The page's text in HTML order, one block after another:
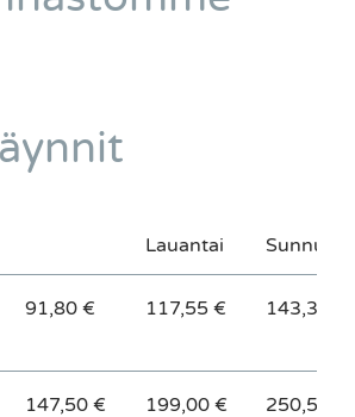
Lauantai
91,80 € 117,55 € 143,30 €
147,50 € 199,00 € 250,50 €